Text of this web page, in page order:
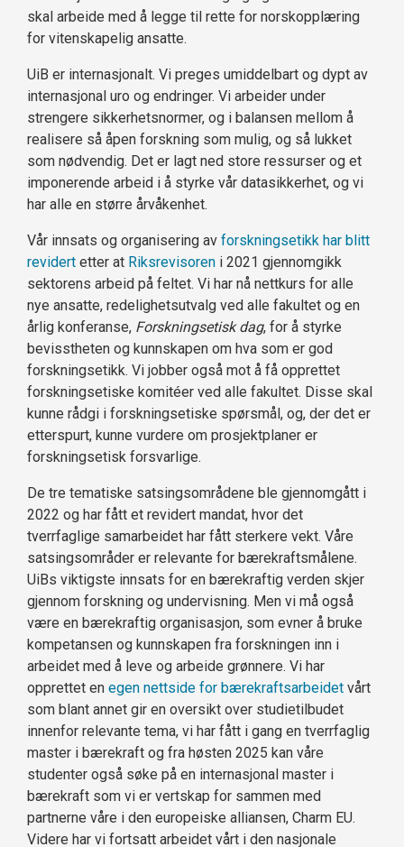
skal arbeide med å legge til rette for norskopplæring
for vitenskapelig ansatte.
UiB er internasjonalt. Vi preges umiddelbart og dypt av
internasjonal uro og endringer. Vi arbeider under
strengere sikkerhetsnormer, og i balansen mellom å
realisere så åpen forskning som mulig, og så lukket
som nødvendig. Det er lagt ned store ressurser og et
imponerende arbeid i å styrke vår datasikkerhet, og vi
har alle en større årvåkenhet.
Vår innsats og organisering av forskningsetikk har blitt
revidert etter at Riksrevisoren i 2021 gjennomgikk
sektorens arbeid på feltet. Vi har nå nettkurs for alle
nye ansatte, redelighetsutvalg ved alle fakultet og en
årlig konferanse, Forskningsetisk dag, for å styrke
bevisstheten og kunnskapen om hva som er god
forskningsetikk. Vi jobber også mot å få opprettet
forskningsetiske komitéer ved alle fakultet. Disse skal
kunne rådgi i forskningsetiske spørsmål, og, der det er
etterspurt, kunne vurdere om prosjektplaner er
forskningsetisk forsvarlige.
De tre tematiske satsingsområdene ble gjennomgått i
2022 og har fått et revidert mandat, hvor det
tverrfaglige samarbeidet har fått sterkere vekt. Våre
satsingsområder er relevante for bærekraftsmålene.
UiBs viktigste innsats for en bærekraftig verden skjer
gjennom forskning og undervisning. Men vi må også
være en bærekraftig organisasjon, som evner å bruke
kompetansen og kunnskapen fra forskningen inn i
arbeidet med å leve og arbeide grønnere. Vi har
opprettet en egen nettside for bærekraftsarbeidet vårt
som blant annet gir en oversikt over studietilbudet
innenfor relevante tema, vi har fått i gang en tverrfaglig
master i bærekraft og fra høsten 2025 kan våre
studenter også søke på en internasjonal master i
bærekraft som vi er vertskap for sammen med
partnerne våre i den europeiske alliansen, Charm EU.
Videre har vi fortsatt arbeidet vårt i den nasjonale